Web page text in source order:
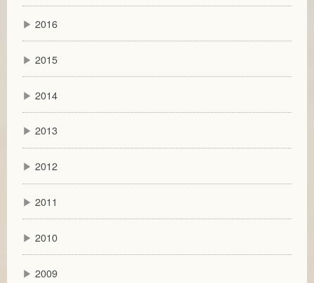
▶ 2016
▶ 2015
▶ 2014
▶ 2013
▶ 2012
▶ 2011
▶ 2010
▶ 2009